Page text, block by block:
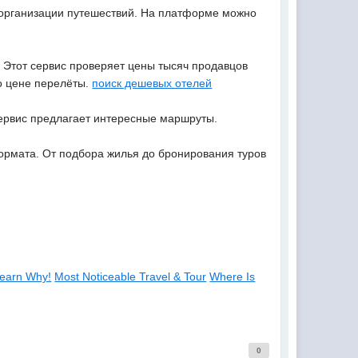
путешествий. На платформе можно
сервис проверяет цены тысяч продавцов
цене перелёты. поиск дешевых отелей
предлагает интересные маршруты.
От подбора жилья до бронирования туров
Why! Most Noticeable Travel & Tour Where Is
0